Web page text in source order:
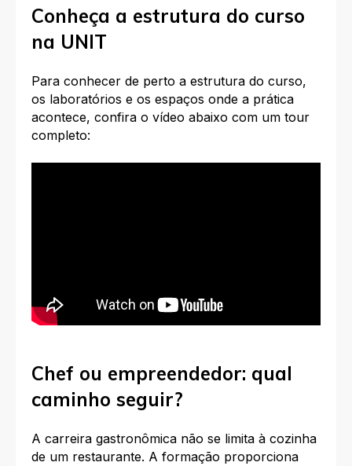
Conheça a estrutura do curso
na UNIT
Para conhecer de perto a estrutura do curso,
os laboratórios e os espaços onde a prática
acontece, confira o vídeo abaixo com um tour
completo:
Chef ou empreendedor: qual
caminho seguir?
A carreira gastronômica não se limita à cozinha
de um restaurante. A formação proporciona